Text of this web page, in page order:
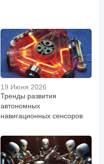
19 Июня 2026
Тренды развития
автономных
навигационных сенсоров